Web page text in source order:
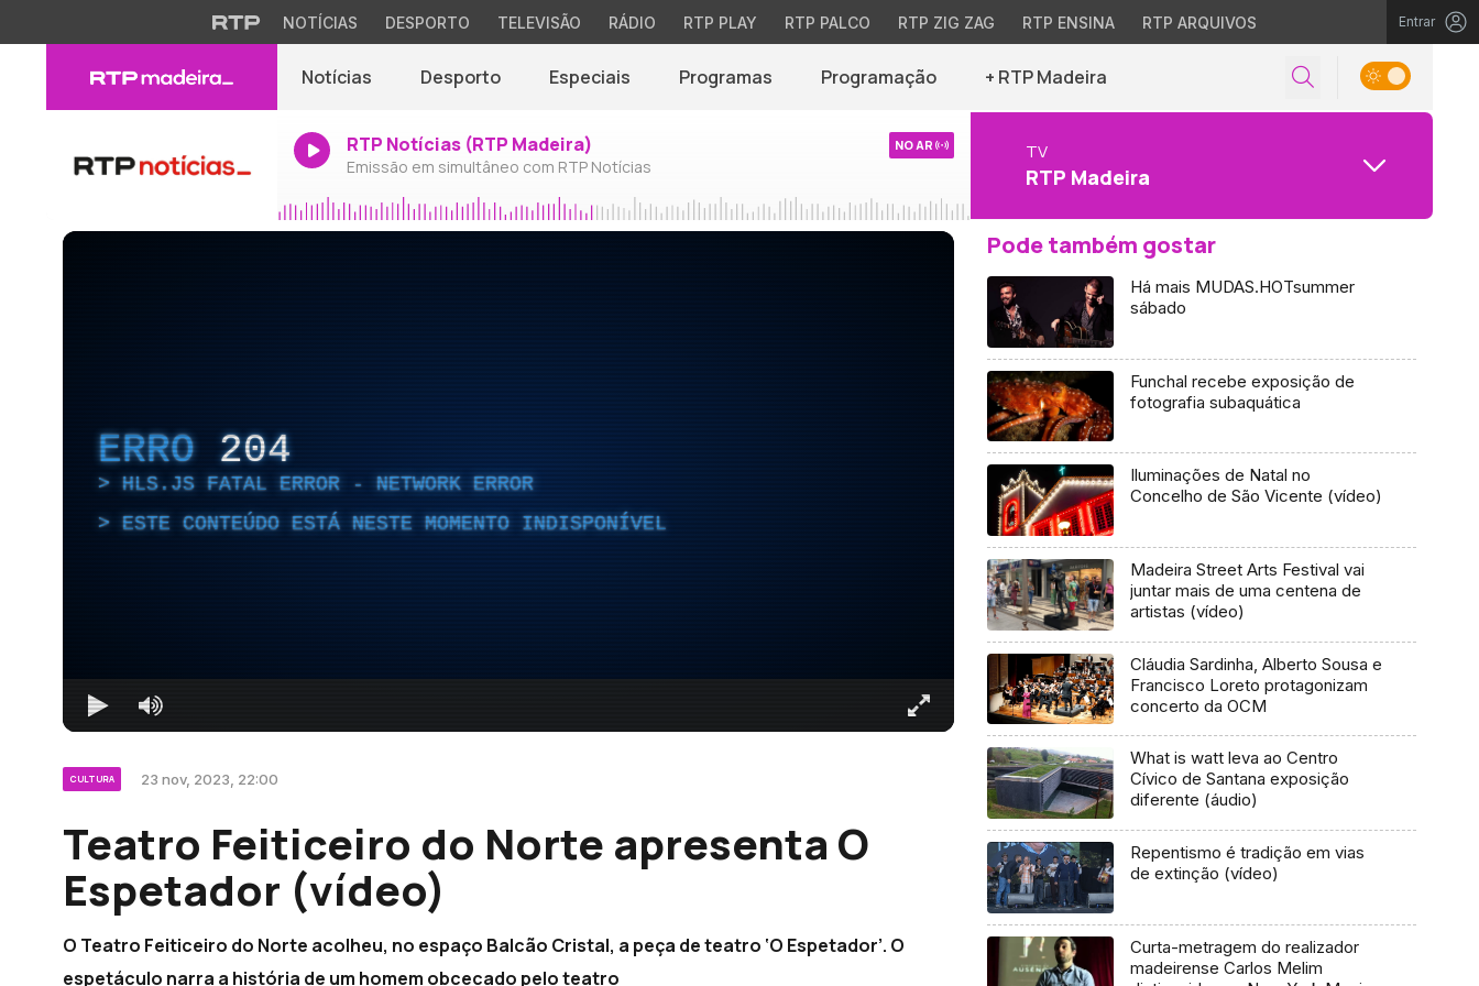
NOTÍCIAS DESPORTO TELEVISÃO RÁDIO RTP PLAY RTP PALCO RTP ZIG ZAG RTP ENSINA RTP ARQUIVOS Entrar
Notícias Desporto Especiais Programas Programação + RTP Madeira
RTP Notícias (RTP Madeira)
Emissão em simultâneo com RTP Notícias
NO AR TV
RTP Madeira
ERRO 204
HLS.JS FATAL ERROR - NETWORK ERROR
ESTE CONTEÚDO ESTÁ NESTE MOMENTO INDISPONÍVEL
CULTURA 23 nov, 2023, 22:00
Teatro Feiticeiro do Norte apresenta O
Espetador (vídeo)
O Teatro Feiticeiro do Norte acolheu, no espaço Balcão Cristal, a peça de teatro ‘O Espetador’. O
espetáculo narra a história de um homem obcecado pelo teatro
Pode também gostar
Há mais MUDAS.HOTsummer
sábado
Funchal recebe exposição de
fotografia subaquática
Iluminações de Natal no
Concelho de São Vicente (vídeo)
Madeira Street Arts Festival vai
juntar mais de uma centena de
artistas (vídeo)
Cláudia Sardinha, Alberto Sousa e
Francisco Loreto protagonizam
concerto da OCM
What is watt leva ao Centro
Cívico de Santana exposição
diferente (áudio)
Repentismo é tradição em vias
de extinção (vídeo)
Curta-metragem do realizador
madeirense Carlos Melim